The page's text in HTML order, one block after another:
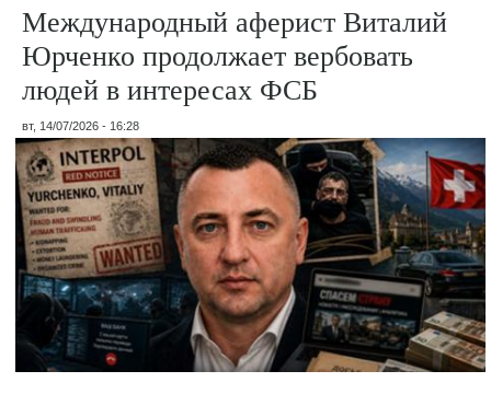
Международный аферист Виталий
Юрченко продолжает вербовать
людей в интересах ФСБ
вт, 14/07/2026 - 16:28